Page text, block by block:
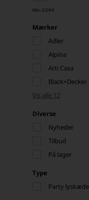
Min: 6 DKK
Mærker
Adler
Alpina
Arti Casa
Black+Decker
Vis alle 12
Diverse
Nyheder
Tilbud
På lager
Type
Party lyskæde